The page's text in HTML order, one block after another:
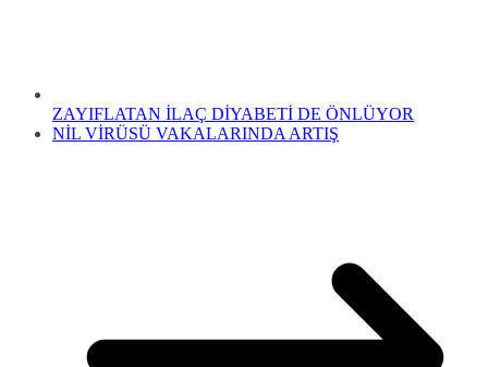
ZAYIFLATAN İLAÇ DİYABETİ DE ÖNLÜYOR
NİL VİRÜSÜ VAKALARINDA ARTIŞ